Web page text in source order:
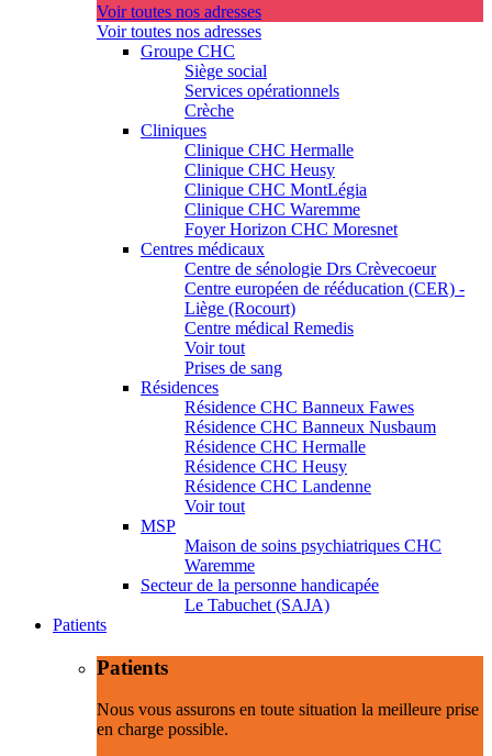
Voir toutes nos adresses
Voir toutes nos adresses
Groupe CHC
Siège social
Services opérationnels
Crèche
Cliniques
Clinique CHC Hermalle
Clinique CHC Heusy
Clinique CHC MontLégia
Clinique CHC Waremme
Foyer Horizon CHC Moresnet
Centres médicaux
Centre de sénologie Drs Crèvecoeur
Centre européen de rééducation (CER) -
Liège (Rocourt)
Centre médical Remedis
Voir tout
Prises de sang
Résidences
Résidence CHC Banneux Fawes
Résidence CHC Banneux Nusbaum
Résidence CHC Hermalle
Résidence CHC Heusy
Résidence CHC Landenne
Voir tout
MSP
Maison de soins psychiatriques CHC
Waremme
Secteur de la personne handicapée
Le Tabuchet (SAJA)
Patients
Patients
Nous vous assurons en toute situation la meilleure prise
en charge possible.